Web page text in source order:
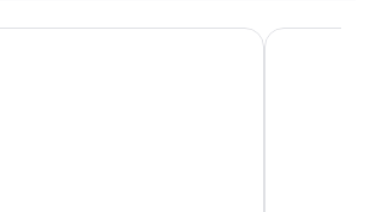
The Dower